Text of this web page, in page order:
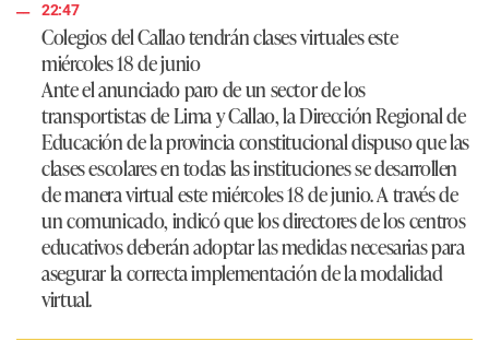
22:47
Colegios del Callao tendrán clases virtuales este
miércoles 18 de junio
Ante el anunciado paro de un sector de los
transportistas de Lima y Callao, laDirección Regional de
Educaciónde la provincia constitucional dispuso que las
clases escolares en todas las instituciones se desarrollen
de manera virtual estemiércoles 18 de junio.A través de
un comunicado, indicó que los directores de los centros
educativos deberán adoptar las medidas necesarias para
asegurar la correcta implementación de la modalidad
virtual.